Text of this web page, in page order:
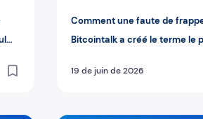
Comment une faute de
Bitcointalk a créé le terme le
19 de juin de 2026